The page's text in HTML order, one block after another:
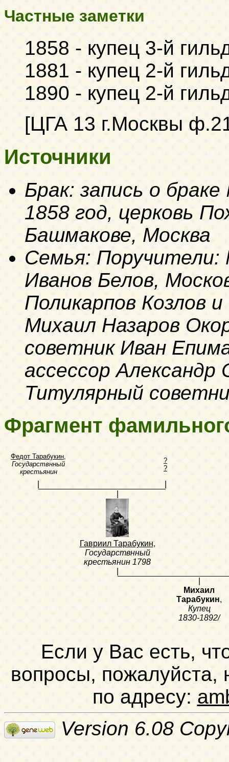
Частные заметки
1858 - купец 3-й
1881 - купец 2-й
1890 - купец 2-й
[ЦГА 13 г.Москвы
Источники
Брак: запись о
1858 год, церковь
Башмакове, Москва
Семья: Поручители:
Иванов Белов,
Поликарпов Козлов
Михаил Назаров
советник Иван
ассессор
Титулярный
Фрагмент
Федот Тарабукин,
Государствнный
крестьянин
?
?
Гавриил Тарабукин,
Государствнный
крестьянин 1798
Михаил
Тарабукин,
Купец
1830-1892/
Если у Вас есть,
вопросы, пожалуйста,
по адресу:
Version 6.08